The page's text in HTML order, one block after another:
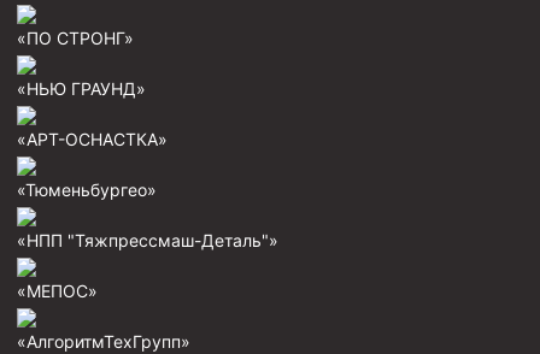
Герметизаторы устьевые
Инструмент для бурения и КРС (ловильный, аварийный)
Шаблоны колонные
Перья гидромониторные
Пауки гидравлические
«ПО СТРОНГ»
«НЬЮ ГРАУНД»
«АРТ-ОСНАСТКА»
«Тюменьбургео»
«НПП "Тяжпрессмаш-Деталь"»
«МЕПОС»
«АлгоритмТехГрупп»